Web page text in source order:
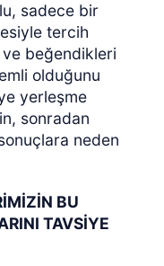
sadece bir
tercih
ve beğendikleri
olduğunu
yerleşme
sonradan
neden
BU
TAVSİYE